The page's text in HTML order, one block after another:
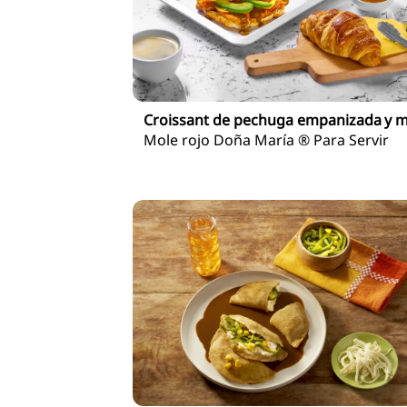
Croissant de pechuga empanizada y
Mole rojo Doña María ® Para Servir